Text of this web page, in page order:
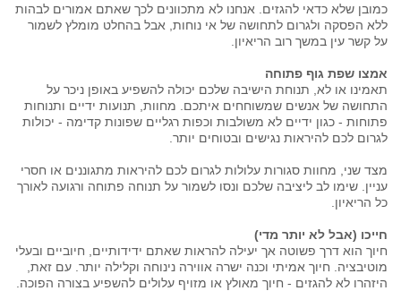
כמובן שלא כדאי להגזים. אנחנו לא מתכוונים לכך שאתם אמורים לבהות
ללא הפסקה ולגרום לתחושה של אי נוחות, אבל בהחלט מומלץ לשמור
על קשר עין במשך רוב הריאיון.
אמצו שפת גוף פתוחה
תאמינו או לא, תנוחת הישיבה שלכם יכולה להשפיע באופן ניכר על
התחושה של אנשים שמשוחחים איתכם. מחוות, תנועות ידיים ותנוחות
פתוחות - כגון ידיים לא משולבות וכפות רגליים שפונות קדימה - יכולות
לגרום לכם להיראות נגישים ובטוחים יותר.
מצד שני, מחוות סגורות עלולות לגרום לכם להיראות מתגוננים או חסרי
עניין. שימו לב ליציבה שלכם ונסו לשמור על תנוחה פתוחה ורגועה לאורך
כל הריאיון.
חייכו (אבל לא יותר מדי)
חיוך הוא דרך פשוטה אך יעילה להראות שאתם ידידותיים, חיוביים ובעלי
מוטיבציה. חיוך אמיתי וכנה ישרה אווירה נינוחה וקלילה יותר. עם זאת,
היזהרו לא להגזים - חיוך מאולץ או מזויף עלולים להשפיע בצורה הפוכה.